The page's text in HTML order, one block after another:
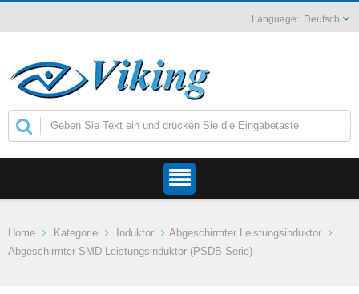
Deutsch
Home Kategorie Induktor
Abgeschirmter Leistungsinduktor
Abgeschirmter SMD-Leistungsinduktor (PSDB-Serie)